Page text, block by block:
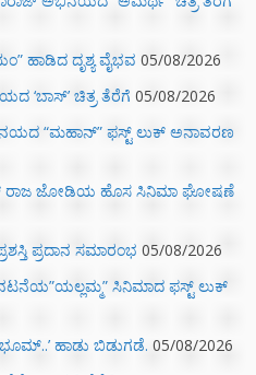
ಹಾಡಿದ ದೃಶ್ಯ ವೈಭವ 05/08/2026
‘ಬಾಸ್’ ಚಿತ್ರ ತೆರೆಗೆ 05/08/2026
“ಮಹಾನ್” ಫಸ್ಟ್ ಲುಕ್ ಅನಾವರಣ
ರಾಜ ಜೋಡಿಯ ಹೊಸ ಸಿನಿಮಾ ಘೋಷಣೆ
ಪ್ರದಾನ ಸಮಾರಂಭ 05/08/2026
ನಟನೆಯ”ಯಲ್ಲಮ್ಮ” ಸಿನಿಮಾದ ಫಸ್ಟ್‌ ಲುಕ್‌
ಭೂಮ್..’ ಹಾಡು ಬಿಡುಗಡೆ. 05/08/2026